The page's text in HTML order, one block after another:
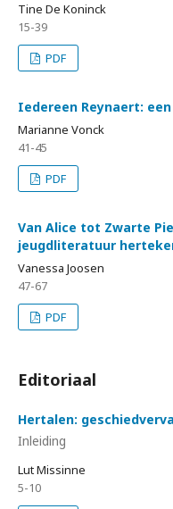
Tine De Koninck
15-39
PDF
Iedereen Reynaert:
Marianne Vonck
41-45
PDF
Van Alice tot Zwarte
jeugdliteratuur
Vanessa Joosen
47-67
PDF
Editoriaal
Hertalen:
Inleiding
Lut Missinne
5-10